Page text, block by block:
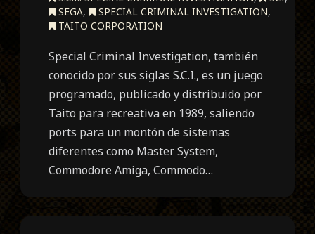
SEGA, SPECIAL CRIMINAL INVESTIGATION,
TAITO CORPORATION
Special Criminal Investigation, también
conocido por sus siglas S.C.I., es un juego
programado, publicado y distribuido por
Taito para recreativa en 1989, saliendo
ports para un montón de sistemas
diferentes como Master System,
Commodore Amiga, Commodo…